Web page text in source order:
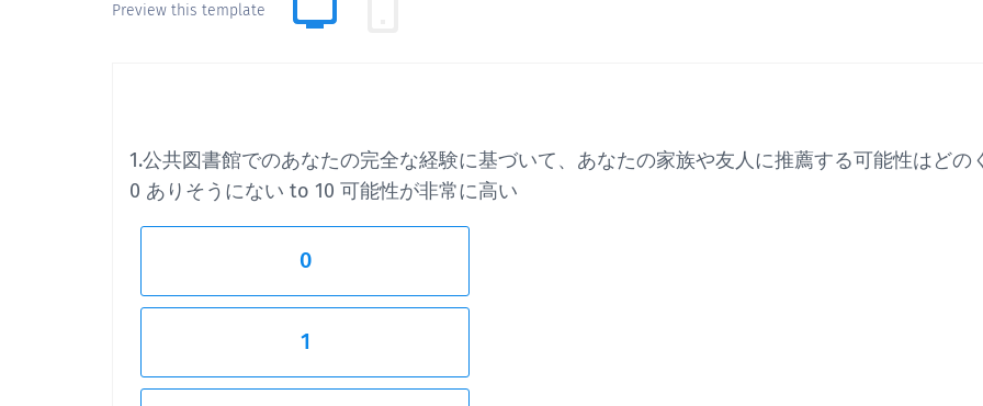
Preview this template
1.公共図書館でのあなたの完全な経験に基づいて、あなたの家族や友人に推薦する可能性はどの
0 ありそうにない to 10 可能性が非常に高い
0
1